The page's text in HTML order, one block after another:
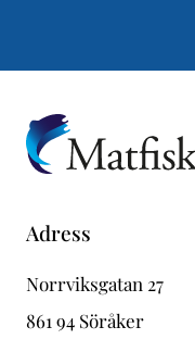
Adress
Norrviksgatan 27
861 94 Söråker